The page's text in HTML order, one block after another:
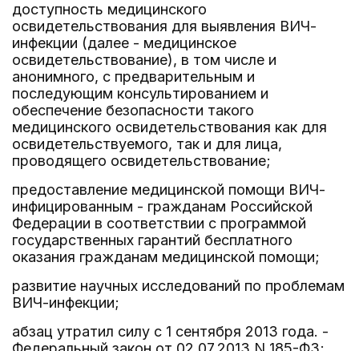
доступность медицинского
освидетельствования для выявления ВИЧ-
инфекции (далее - медицинское
освидетельствование), в том числе и
анонимного, с предварительным и
последующим консультированием и
обеспечение безопасности такого
медицинского освидетельствования как для
освидетельствуемого, так и для лица,
проводящего освидетельствование;
предоставление медицинской помощи ВИЧ-
инфицированным - гражданам Российской
Федерации в соответствии с программой
государственных гарантий бесплатного
оказания гражданам медицинской помощи;
развитие научных исследований по проблемам
ВИЧ-инфекции;
абзац утратил силу с 1 сентября 2013 года. -